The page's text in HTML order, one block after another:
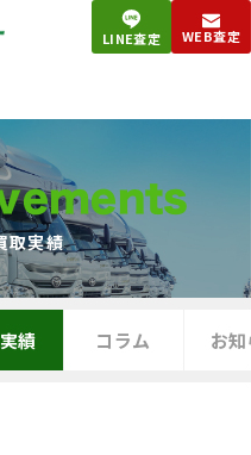
LINE査定 WEB査定
取実績
績 コラム お知